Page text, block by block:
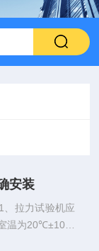
安装
、拉力试验机应
温为20℃±10℃